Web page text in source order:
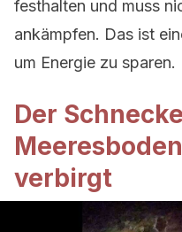
festhalten und muss
ankämpfen. Das ist
um Energie zu sparen.
Der
verbirgt